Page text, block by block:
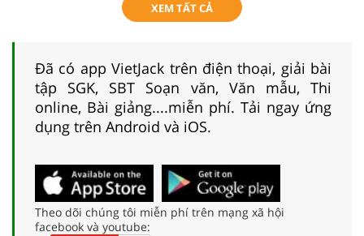
XEM TẤT CẢ
Đã có app VietJack trên điện thoại, giải bài
tập SGK, SBT Soạn văn, Văn mẫu, Thi
online, Bài giảng....miễn phí. Tải ngay ứng
dụng trên Android và iOS.
Theo dõi chúng tôi miễn phí trên mạng xã hội
facebook và youtube: